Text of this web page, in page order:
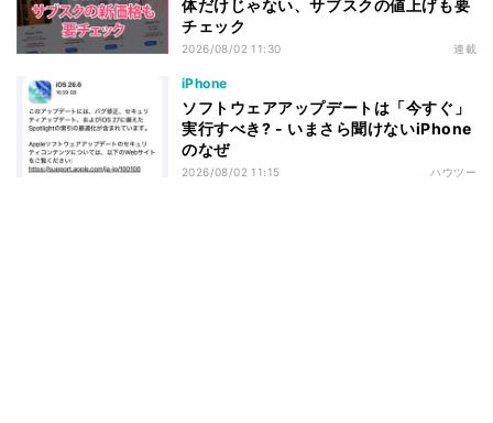
体だけじゃない、サブスクの値上げも要
チェック
2026/08/02 11:30 連載
iPhone
ソフトウェアアップデートは「今すぐ」
実行すべき? - いまさら聞けないiPhone
のなぜ
2026/08/02 11:15 ハウツー